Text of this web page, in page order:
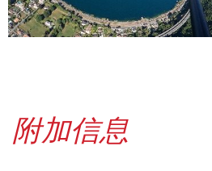
附加信息